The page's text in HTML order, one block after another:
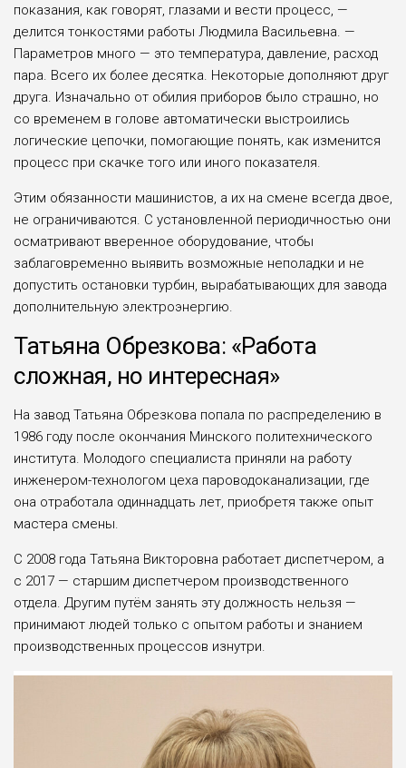
показания, как говорят, гла­зами и вести процесс, —
делится тон­костями работы Людмила Васильевна. —
Параметров много — это температу­ра, давление, расход
пара. Всего их бо­лее десятка. Некоторые дополняют друг
друга. Изначально от обилия приборов было страшно, но
со временем в голове автоматически выстроились
логические цепочки, помогающие понять, как изме­нится
процесс при скачке того или ино­го показателя.
Этим обязанности машинистов, а их на смене всегда двое,
не ограничиваются. С установленной периодичностью они
осматривают вверенное оборудование, чтобы
заблаговременно выявить возмож­ные неполадки и не
допустить останов­ки турбин, вырабатывающих для завода
дополнительную электроэнергию.
Татьяна Обрезкова: «Работа
сложная, но интересная»
На завод Татьяна Обрезкова попала по распределению в
1986 году после окончания Минского политехнического
института. Молодого специалиста приняли на работу
инженером-технологом цеха пароводоканализации, где
она отработала одиннадцать лет, приобретя также опыт
мастера смены.
С 2008 года Татьяна Викторовна работает диспетчером, а
с 2017 — старшим диспетчером производ­ственного
отдела. Другим путём занять эту должность нельзя —
принимают людей только с опытом работы и знанием
производствен­ных процессов изнутри.